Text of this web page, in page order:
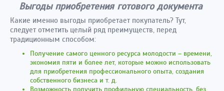
Выгоды приобретения готового документа
Какие именно выгоды приобретает покупатель? Тут,
следует отметить целый ряд преимуществ, перед
традиционным способом:
Получение самого ценного ресурса молодости – времени,
экономия пяти и более лет, которые можно использовать
для приобретения профессионального опыта, создания
собственного бизнеса и т. д.
Возможность получить профильную специальность, без